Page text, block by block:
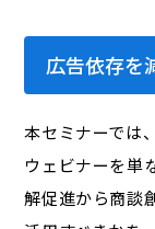
広告依存を
本セミナーでは
ウェビナーを単
解促進から商談